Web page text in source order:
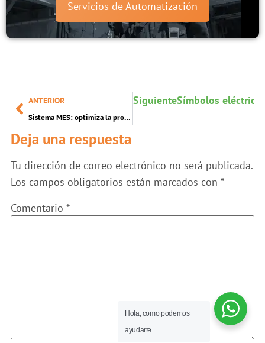
Servicios de Automatización
ANTERIOR
Sistema MES: optimiza la producción y el control industrial
SiguienteSímbolos
Deja una respuesta
Tu dirección de correo electrónico no será publicada.
Los campos obligatorios están marcados con *
Comentario *
Hola, como podemos
ayudarte